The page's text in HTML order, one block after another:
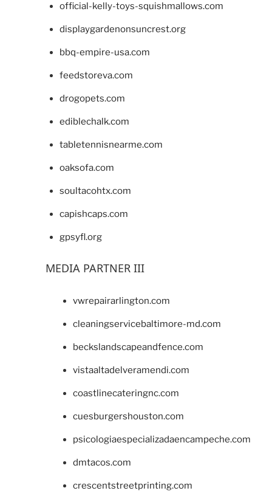
official-kelly-toys-squishmallows.com
displaygardenonsuncrest.org
bbq-empire-usa.com
feedstoreva.com
drogopets.com
ediblechalk.com
tabletennisnearme.com
oaksofa.com
soultacohtx.com
capishcaps.com
gpsyfl.org
MEDIA PARTNER III
vwrepairarlington.com
cleaningservicebaltimore-md.com
beckslandscapeandfence.com
vistaaltadelveramendi.com
coastlinecateringnc.com
cuesburgershouston.com
psicologiaespecializadaencampeche.com
dmtacos.com
crescentstreetprinting.com